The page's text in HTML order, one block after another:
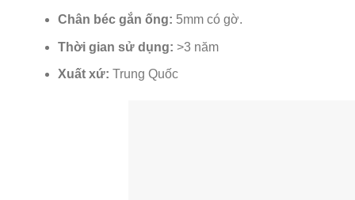
Chân béc gắn ống: 5mm có gờ.
Thời gian sử dụng: >3 năm
Xuất xứ: Trung Quốc